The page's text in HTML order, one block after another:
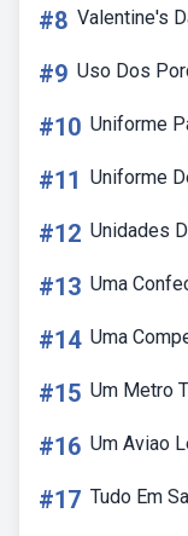
#8 Valentine's
#9 Uso Dos
#10 Uniforme
#11 Uniforme
#12 Unidades
#13 Uma
#14 Uma
#15 Um Metro
#16 Um Aviao
#17 Tudo Em